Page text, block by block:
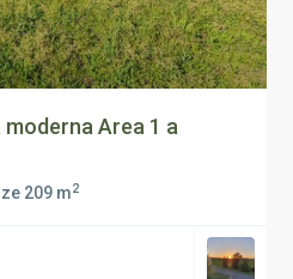
Area 1 a
209 m2